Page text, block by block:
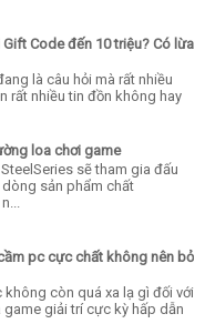
Code đến 10 triệu? Có lừa
là câu hỏi mà rất nhiều
rất nhiều tin đồn không hay
loa chơi game
sẽ tham gia đấu
sản phẩm chất
pc cực chất không nên bỏ
còn quá xa lạ gì đối với
game giải trí cực kỳ hấp dẫn